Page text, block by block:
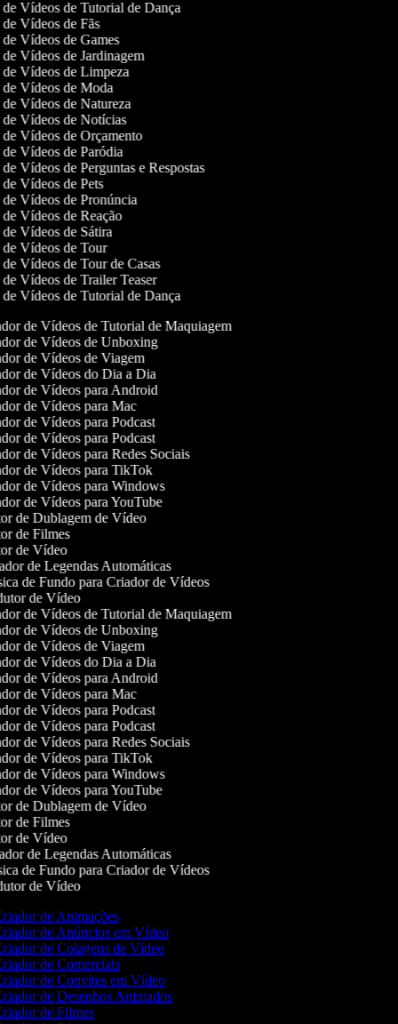
de Vídeos de Tutorial de Dança
de Vídeos de Fãs
de Vídeos de Games
de Vídeos de Jardinagem
de Vídeos de Limpeza
de Vídeos de Moda
de Vídeos de Natureza
de Vídeos de Notícias
de Vídeos de Orçamento
de Vídeos de Paródia
de Vídeos de Perguntas e Respostas
de Vídeos de Pets
de Vídeos de Pronúncia
de Vídeos de Reação
de Vídeos de Sátira
de Vídeos de Tour
de Vídeos de Tour de Casas
de Vídeos de Trailer Teaser
de Vídeos de Tutorial de Dança
de Vídeos de Tutorial de Maquiagem
de Vídeos de Unboxing
de Vídeos de Viagem
de Vídeos do Dia a Dia
de Vídeos para Android
de Vídeos para Mac
de Vídeos para Podcast
de Vídeos para Podcast
de Vídeos para Redes Sociais
de Vídeos para TikTok
de Vídeos para Windows
de Vídeos para YouTube
de Dublagem de Vídeo
de Filmes
de Vídeo
de Legendas Automáticas
de Fundo para Criador de Vídeos
de Vídeo
de Vídeos de Tutorial de Maquiagem
de Vídeos de Unboxing
de Vídeos de Viagem
de Vídeos do Dia a Dia
de Vídeos para Android
de Vídeos para Mac
de Vídeos para Podcast
de Vídeos para Podcast
de Vídeos para Redes Sociais
de Vídeos para TikTok
de Vídeos para Windows
de Vídeos para YouTube
de Dublagem de Vídeo
de Filmes
de Vídeo
de Legendas Automáticas
de Fundo para Criador de Vídeos
de Vídeo
de Animações
de Anúncios em Vídeo
de Colagens de Vídeo
de Comerciais
de Convites em Vídeo
de Desenhos Animados
de Filmes